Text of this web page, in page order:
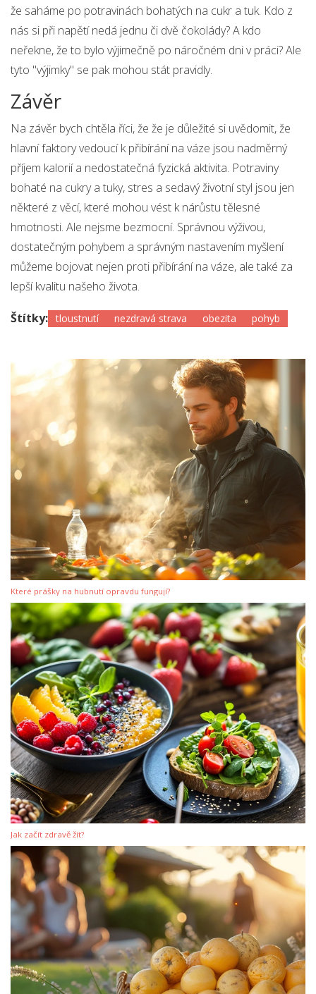
že saháme po potravinách bohatých na cukr a tuk. Kdo z
nás si při napětí nedá jednu či dvě čokolády? A kdo
neřekne, že to bylo výjimečně po náročném dni v práci? Ale
tyto "výjimky" se pak mohou stát pravidly.
Závěr
Na závěr bych chtěla říci, že že je důležité si uvědomit, že
hlavní faktory vedoucí k přibírání na váze jsou nadměrný
příjem kalorií a nedostatečná fyzická aktivita. Potraviny
bohaté na cukry a tuky, stres a sedavý životní styl jsou jen
některé z věcí, které mohou vést k nárůstu tělesné
hmotnosti. Ale nejsme bezmocní. Správnou výživou,
dostatečným pohybem a správným nastavením myšlení
můžeme bojovat nejen proti přibírání na váze, ale také za
lepší kvalitu našeho života.
Štítky: tloustnutí nezdravá strava obezita pohyb
Které prášky na hubnutí opravdu fungují?
Jak začít zdravě žít?